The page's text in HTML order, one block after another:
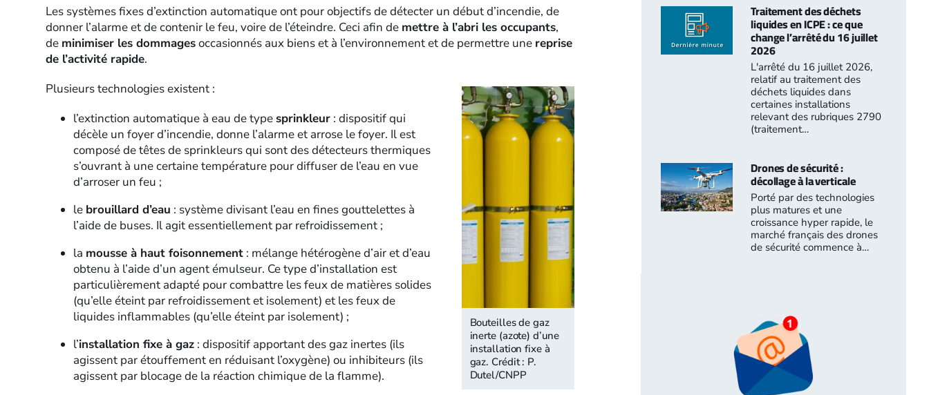
Les systèmes fixes d’extinction automatique ont pour objectifs de détecter un début d’incendie, de
donner l’alarme et de contenir le feu, voire de l’éteindre. Ceci afin de mettre à l’abri les occupants,
de minimiser les dommagesoccasionnés aux biens et à l’environnement et de permettre une reprise
de l’activité rapide.
Plusieurs technologies existent :
l’extinction automatique à eau de typesprinkleur: dispositif qui
décèle un foyer d’incendie, donne l’alarme et arrose le foyer. Il est
composé de têtes de sprinkleurs qui sont des détecteurs thermiques
s’ouvrant à une certaine température pour diffuser de l’eau en vue
d’arroser un feu ;
le brouillard d’eau : système divisant l’eau en fines gouttelettes à
l’aide de buses. Il agit essentiellement par refroidissement ;
la mousse à haut foisonnement: mélange hétérogène d’air et d’eau
obtenu à l’aide d’un agent émulseur. Ce type d’installation est
particulièrement adapté pour combattre les feux de matières solides
(qu’elle éteint par refroidissement et isolement) et les feux de
liquides inflammables (qu’elle éteint par isolement) ;
l’installation fixe à gaz: dispositif apportant des gaz inertes (ils
agissent par étouffement en réduisant l’oxygène) ou inhibiteurs (ils
agissent par blocage de la réaction chimique de la flamme).
Bouteilles de gaz
inerte (azote) d’une
installation fixe à
gaz. Crédit : P.
Dutel/CNPP
Traitement des déchets
liquides en ICPE : ce que
change l’arrêté du 16 juillet
2026
L'arrêté du 16 juillet 2026,
relatif au traitement des
déchets liquides dans
certaines installations
relevant des rubriques 2790
(traitement…
Drones de sécurité :
décollage à la verticale
Porté par des technologies
plus matures et une
croissance hyper rapide, le
marché français des drones
de sécurité commence à…